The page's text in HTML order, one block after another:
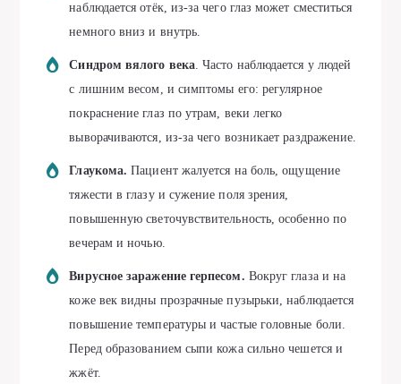
наблюдается отёк, из-за чего глаз может сместиться
немного вниз и внутрь.
Синдром вялого века. Часто наблюдается у людей
с лишним весом, и симптомы его: регулярное
покраснение глаз по утрам, веки легко
выворачиваются, из-за чего возникает раздражение.
Глаукома. Пациент жалуется на боль, ощущение
тяжести в глазу и сужение поля зрения,
повышенную светочувствительность, особенно по
вечерам и ночью.
Вирусное заражение герпесом. Вокруг глаза и на
коже век видны прозрачные пузырьки, наблюдается
повышение температуры и частые головные боли.
Перед образованием сыпи кожа сильно чешется и
жжёт.